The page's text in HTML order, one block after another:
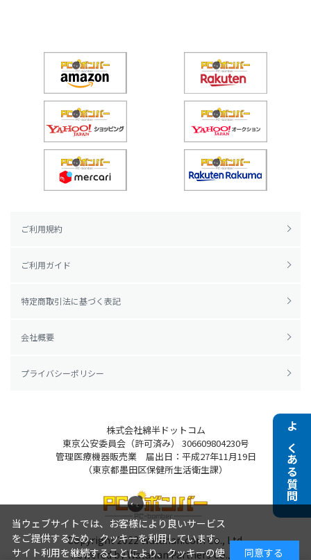
よくある質問
ご利用規約
ご利用ガイド
特定商取引法に基づく表記
会社概要
プライバシーポリシー
株式会社綿半ドットコム
東京公安委員会（許可済み） 306609804230号
管理医療機器販売業 届出日：平成27年11月19日
（東京都墨田区保健所生活衛生課）
Copyright 2022Watahan.com Co., Ltd.
Powered by Watahan Partners Co., Ltd.
当ウェブサイトでは、お客様により良いサービス
をご提供するため、クッキーを利用しています。
サイト利用を継続することにより、クッキーの使
同意する